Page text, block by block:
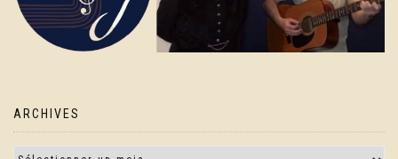
ARCHIVES